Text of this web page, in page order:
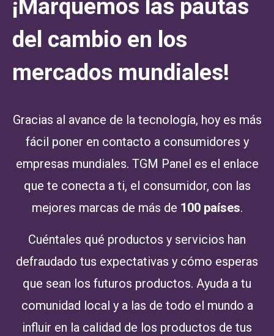
¡Marquemos las pautas
del cambio en los
mercados mundiales!
Gracias al avance de la tecnología, hoy es más
fácil poner en contacto a consumidores y
empresas mundiales. TGM Panel es el enlace
que te conecta a ti, el consumidor, con las
mejores marcas de más de 100 países.
Cuéntales qué productos y servicios han
defraudado tus expectativas y cómo esperas
que sean los futuros productos. Ayuda a tu
comunidad local y a las de todo el mundo a
influir en la calidad de los productos de tus